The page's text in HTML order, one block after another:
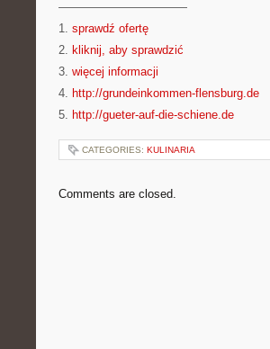
———————————
1. sprawdź ofertę
2. kliknij, aby sprawdzić
3. więcej informacji
4. http://grundeinkommen-flensburg.de
5. http://gueter-auf-die-schiene.de
CATEGORIES: KULINARIA
Comments are closed.